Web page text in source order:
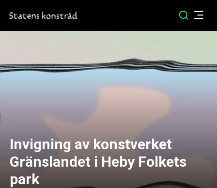
Invigning av konstverket
Gränslandet i Heby Folkets
park